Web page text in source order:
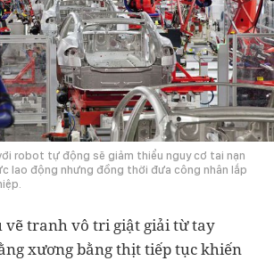
robot tự động sẽ giảm thiểu nguy cơ tai nạn
lao động nhưng đồng thời đưa công nhân lắp
vẽ tranh vô tri giật giải từ tay
xương bằng thịt tiếp tục khiến